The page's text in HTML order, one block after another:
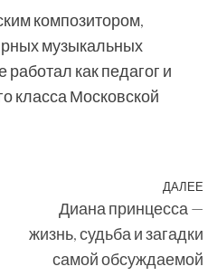
композитором,
музыкальных
как педагог и
класса Московской
ДАЛЕЕ
Диана принцесса —
жизнь, судьба и загадки
самой обсуждаемой